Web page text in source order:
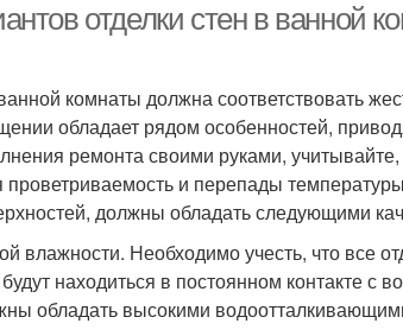
отделки стен в ванной
комнаты должна соответствовать
обладает рядом особенностей,
ремонта своими руками,
проветриваемость и перепады
должны обладать следующими
влажности. Необходимо учесть, что все
находиться в постоянном контакте
обладать высокими